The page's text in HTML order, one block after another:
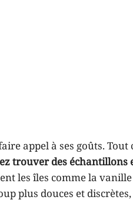
appel à ses goûts. Tout
trouver des échantillons
les îles comme la vanille
plus douces et